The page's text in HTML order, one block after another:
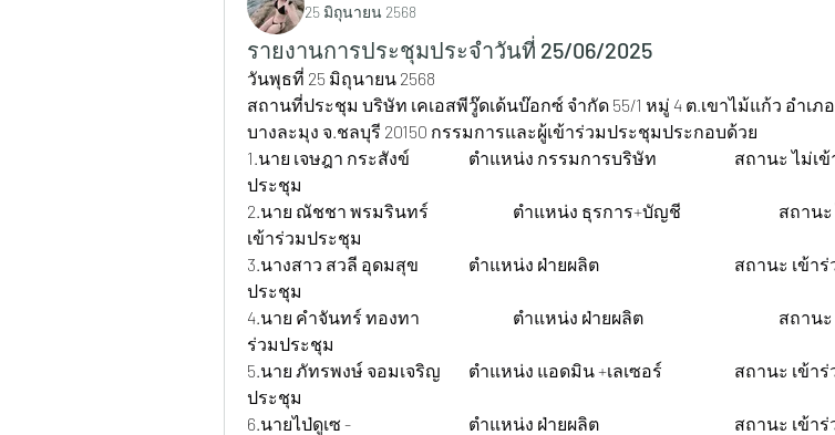
25 มิถุนายน 2568
รายงานการประชุมประจำวันที่ 25/06/2025
วันพุธที่ 25 มิถุนายน 2568
สถานที่ประชุม บริษัท เคเอสพีวู๊ดเด้นบ๊อกซ์ จำกัด 55/1 หมู่ 4 ต.เขาไม้แก้ว อำเภอ
บางละมุง จ.ชลบุรี 20150 กรรมการและผู้เข้าร่วมประชุมประกอบด้วย
1.นาย เจษฎา กระสังข์ 		ตำแหน่ง กรรมการบริษัท 		สถานะ ไม่เข้าร่วม
ประชุม
2.นาย ณัชชา พรมรินทร์ 		ตำแหน่ง ธุรการ+บัญชี 			สถานะ ไม่
เข้าร่วมประชุม
3.นางสาว สวลี อุดมสุข 		ตำแหน่ง ฝ่ายผลิต 			สถานะ เข้าร่วม
ประชุม
4.นาย คำจันทร์ ทองทา 		ตำแหน่ง ฝ่ายผลิต 			สถานะ เข้า
ร่วมประชุม
5.นาย ภัทรพงษ์ จอมเจริญ 	ตำแหน่ง แอดมิน +เลเซอร์ 		สถานะ เข้าร่วม
ประชุม
6.นายไป่ดูเซ - 			ตำแหน่ง ฝ่ายผลิต 			สถานะ เข้าร่วม